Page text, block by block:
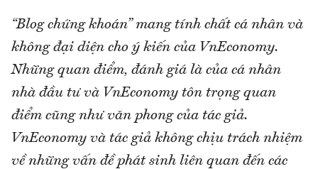
“Blog chứng khoán” mang tính chất cá nhân và
không đại diện cho ý kiến của VnEconomy.
Những quan điểm, đánh giá là của cá nhân
nhà đầu tư và VnEconomy tôn trọng quan
điểm cũng như văn phong của tác giả.
VnEconomy và tác giả không chịu trách nhiệm
về những vấn đề phát sinh liên quan đến các